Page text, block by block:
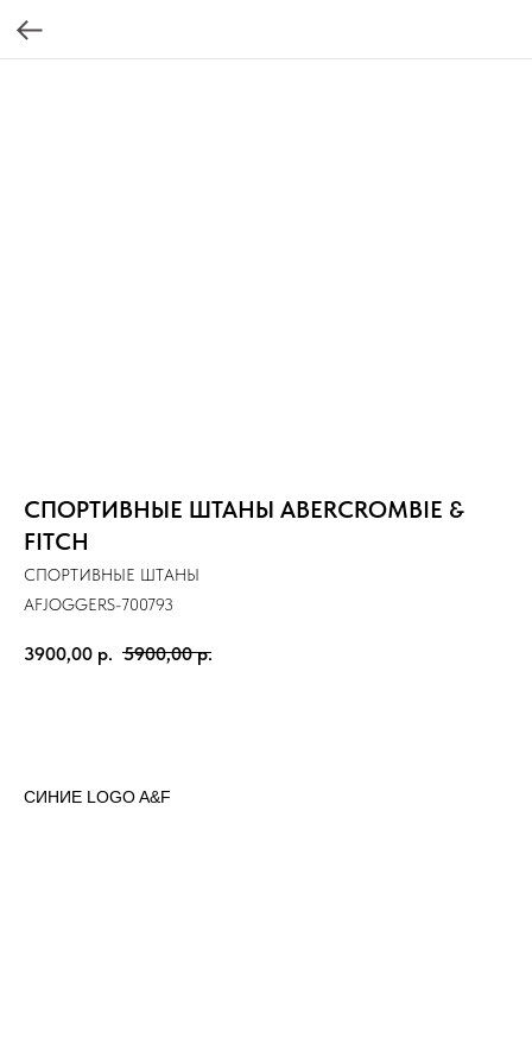
СПОРТИВНЫЕ ШТАНЫ ABERCROMBIE &
FITCH
СПОРТИВНЫЕ ШТАНЫ
AFJOGGERS-700793
3900,00 р. 5900,00 р.
СИНИЕ LOGO A&F